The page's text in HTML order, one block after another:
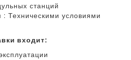
станций
: Техническими условиями
входит: